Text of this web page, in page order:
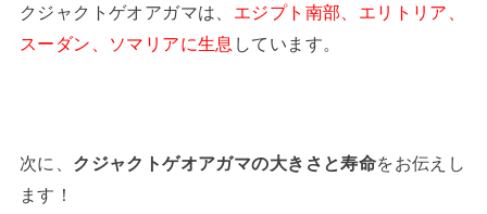
クジャクトゲオアガマは、 エジプト南部、エリトリア、
スーダン、ソマリアに生息 しています。
次に、 クジャクトゲオアガマの大きさと寿命をお伝えし
ます！